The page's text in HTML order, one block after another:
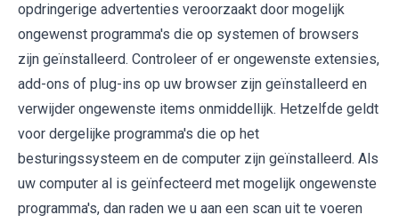
opdringerige advertenties veroorzaakt door mogelijk
ongewenst programma's die op systemen of browsers
zijn geïnstalleerd. Controleer of er ongewenste extensies,
add-ons of plug-ins op uw browser zijn geïnstalleerd en
verwijder ongewenste items onmiddellijk. Hetzelfde geldt
voor dergelijke programma's die op het
besturingssysteem en de computer zijn geïnstalleerd. Als
uw computer al is geïnfecteerd met mogelijk ongewenste
programma's, dan raden we u aan een scan uit te voeren